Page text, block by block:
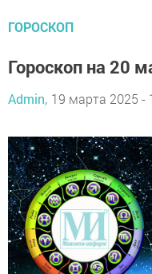
ГОРОСКОП
Гороскоп на 20
Admin, 19 марта 2025 -